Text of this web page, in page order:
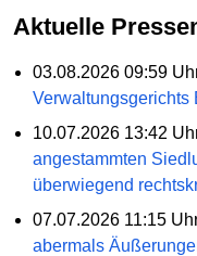
Aktuelle
03.08.2026 09:59
Verwaltungsgerichts
10.07.2026 13:42
angestammten
überwiegend
07.07.2026 11:15
abermals